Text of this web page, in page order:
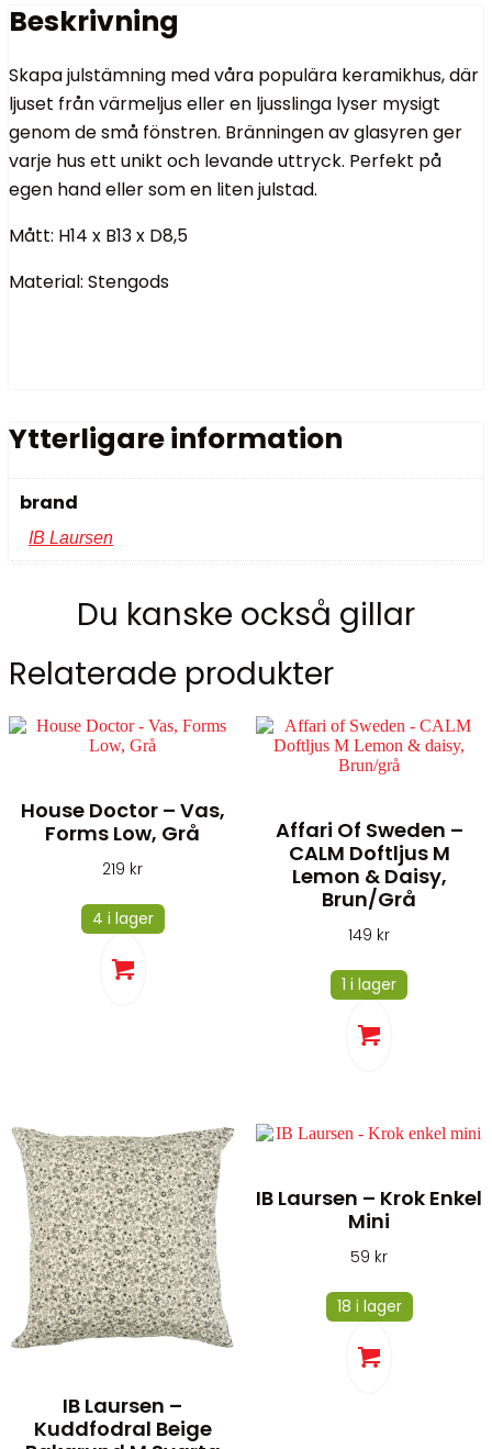
Beskrivning
Skapa julstämning med våra populära keramikhus, där
ljuset från värmeljus eller en ljusslinga lyser mysigt
genom de små fönstren. Bränningen av glasyren ger
varje hus ett unikt och levande uttryck. Perfekt på
egen hand eller som en liten julstad.
Mått: H14 x B13 x D8,5
Material: Stengods
Ytterligare information
brand
IB Laursen
Du kanske också gillar
Relaterade produkter
House Doctor – Vas,
Forms Low, Grå
219 kr
4 i lager
Affari Of Sweden –
CALM Doftljus M
Lemon & Daisy,
Brun/grå
149 kr
1 i lager
IB Laursen –
Kuddfodral Beige
IB Laursen – Krok Enkel
Mini
59 kr
18 i lager